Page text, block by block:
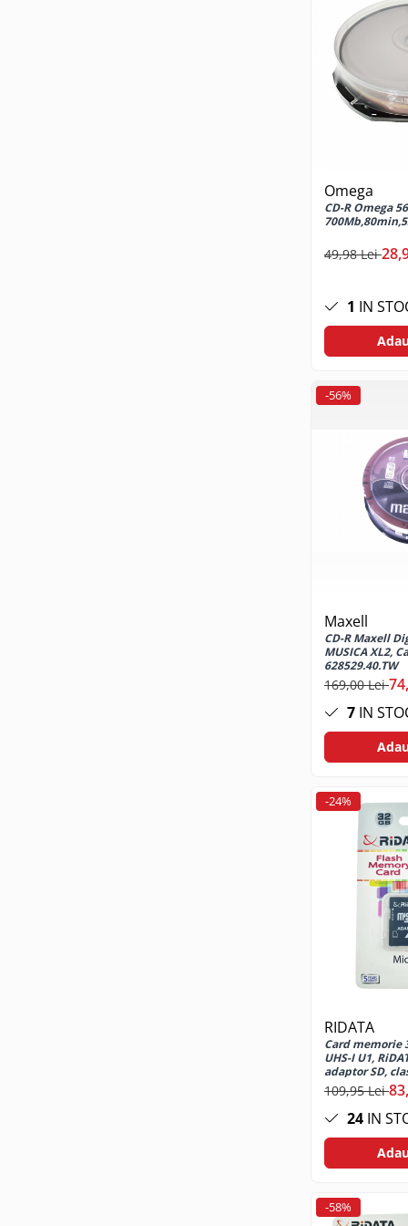
Omega
CD-R Omega
49,98 Lei
1 IN
-56%
Maxell
CD-R Maxell
MUSICA XL2,
628529.40.TW
169,00 Lei
7 IN
-24%
RIDATA
Card memorie
UHS-I U1,
adaptor SD,
109,95 Lei
24 IN
-58%